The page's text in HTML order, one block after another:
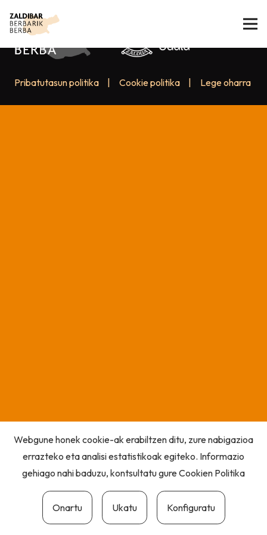
Pribatutasun politika Cookie politika Lege oharra
Webgune honek cookie-ak erabiltzen ditu, zure nabigazioa
errazteko eta analisi estatistikoak egiteko. Informazio
gehiago nahi baduzu, kontsultatu gureCookien Politika
Onartu Ukatu Konfiguratu